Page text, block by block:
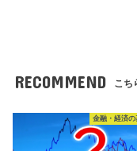
RECOMMEND こち
金融・経済の